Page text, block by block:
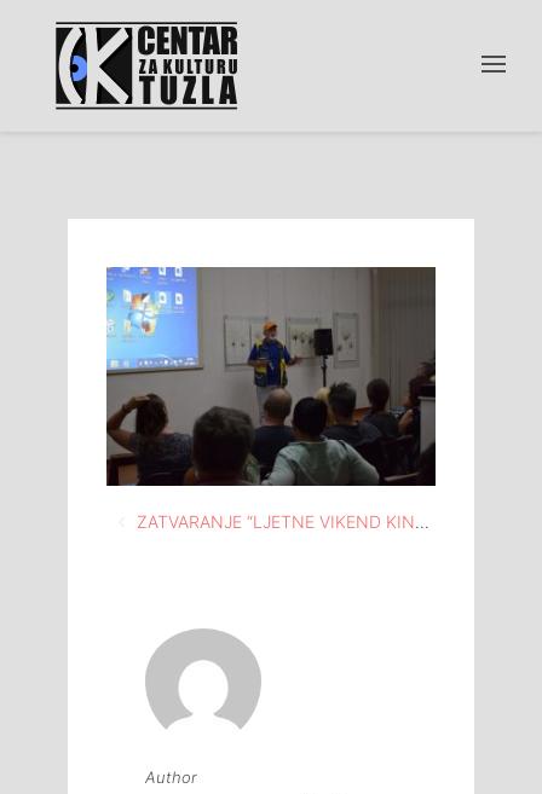
Navigacija
ZATVARANJE “LJETNE VIKEND KINOTEKE” DOKUMENTARNIM FILMOVIMA O TUZLI
Author